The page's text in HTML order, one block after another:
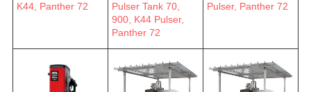
K44, Panther 72
Pulser Tank 70,
900, K44 Pulser,
Panther 72
Pulser, Panther 72